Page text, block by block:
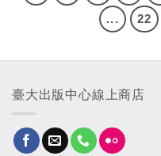
...
22
臺大出版中心線上商店